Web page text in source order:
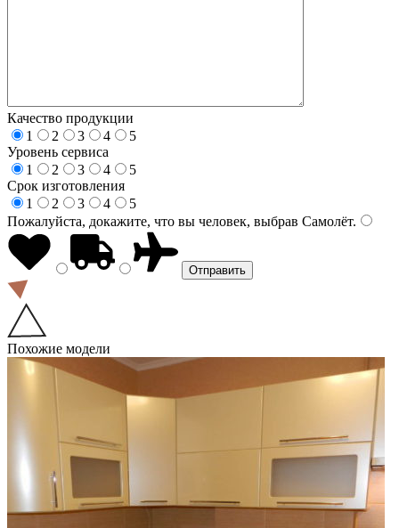
Качество продукции
1
2 3 4
5
Уровень сервиса
1
2 3 4
5
Срок изготовления
1
2 3 4
5
Пожалуйста, докажите, что вы человек, выбрав Самолёт.
Похожие модели